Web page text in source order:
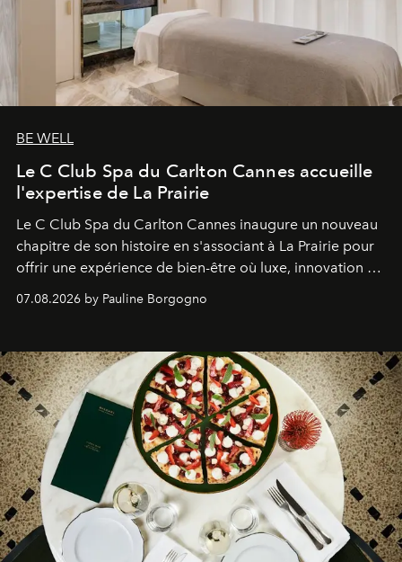
BE WELL
Le C Club Spa du Carlton Cannes accueille
l'expertise de La Prairie
Le C Club Spa du Carlton Cannes inaugure un nouveau
chapitre de son histoire en s'associant à La Prairie pour
offrir une expérience de bien-être où luxe, innovation et
expertise se rencontrent.
07.08.2026 by Pauline Borgogno